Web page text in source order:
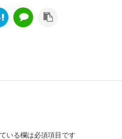
いる欄は必須項目です